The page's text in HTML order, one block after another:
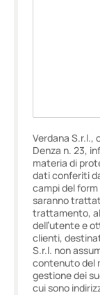
Verdana S.r.l.,
Denza n. 23,
materia di
dati conferiti
campi del
saranno
trattamento,
dell’utente e
clienti,
S.r.l. non
contenuto del
gestione dei
cui sono